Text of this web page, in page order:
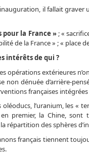
il fallait graver
pour la France »; «
de la France » ; « place
intérêts de qui ?
opérations extérieures
non dénuée d’arrière-
françaises
oléoducs, l’uranium, les «
en premier, la Chine,
répartition des sphères
français tiennent